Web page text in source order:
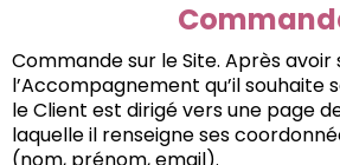
Commande sur le Site. Après
l’Accompagnement qu’il souhaite
le Client est dirigé vers une page
laquelle il renseigne ses